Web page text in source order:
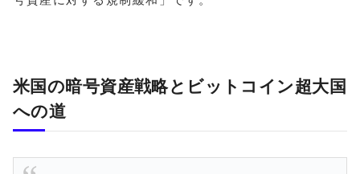
米国の暗号資産戦略とビットコイン超大国
への道